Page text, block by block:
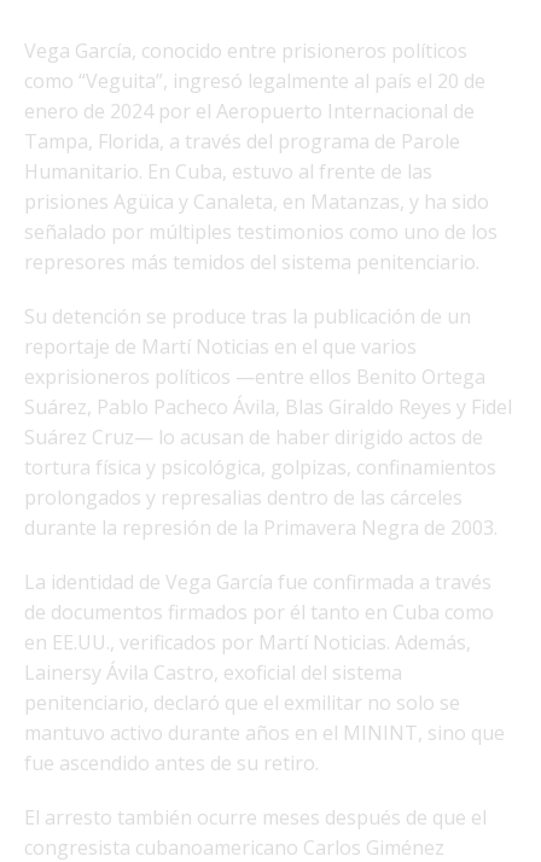
Vega García, conocido entre prisioneros políticos
como “Veguita”, ingresó legalmente al país el 20 de
enero de 2024 por el Aeropuerto Internacional de
Tampa, Florida, a través del programa de Parole
Humanitario. En Cuba, estuvo al frente de las
prisiones Agüica y Canaleta, en Matanzas, y ha sido
señalado por múltiples testimonios como uno de los
represores más temidos del sistema penitenciario.
Su detención se produce tras la publicación de un
reportaje de Martí Noticias en el que varios
exprisioneros políticos —entre ellos Benito Ortega
Suárez, Pablo Pacheco Ávila, Blas Giraldo Reyes y Fidel
Suárez Cruz— lo acusan de haber dirigido actos de
tortura física y psicológica, golpizas, confinamientos
prolongados y represalias dentro de las cárceles
durante la represión de la Primavera Negra de 2003.
La identidad de Vega García fue confirmada a través
de documentos firmados por él tanto en Cuba como
en EE.UU., verificados por Martí Noticias. Además,
Lainersy Ávila Castro, exoficial del sistema
penitenciario, declaró que el exmilitar no solo se
mantuvo activo durante años en el MININT, sino que
fue ascendido antes de su retiro.
El arresto también ocurre meses después de que el
congresista cubanoamericano Carlos Giménez